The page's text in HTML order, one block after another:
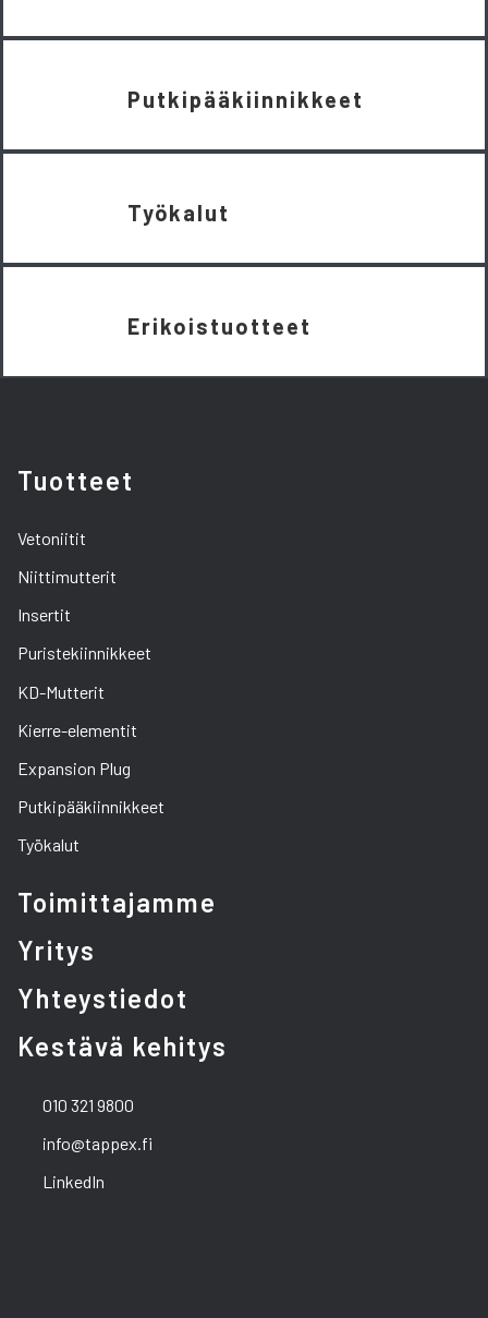
Putkipääkiinnikkeet
Työkalut
Erikoistuotteet
Tuotteet
Vetoniitit
Niittimutterit
Insertit
Puristekiinnikkeet
KD-Mutterit
Kierre-elementit
Expansion Plug
Putkipääkiinnikkeet
Työkalut
Toimittajamme
Yritys
Yhteystiedot
Kestävä kehitys
010 321 9800
info@tappex.fi
LinkedIn